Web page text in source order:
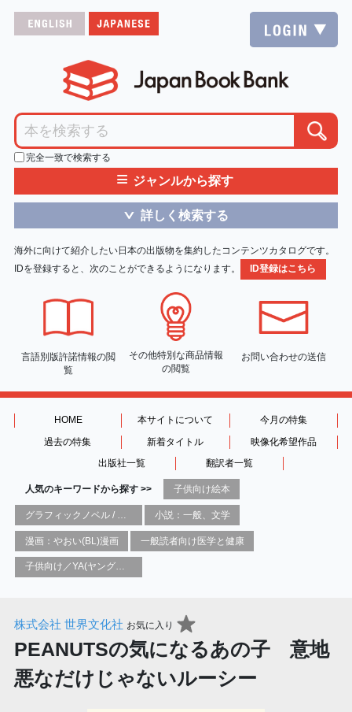
完全一致で検索する
≡ ジャンルから探す
＞ 詳しく検索する
海外に向けて紹介したい日本の出版物を集約したコンテンツカタログです。
IDを登録すると、次のことができるようになります。
ID登録はこちら
言語別版許諾情報の閲
覧
その他特別な商品情報
の閲覧
お問い合わせの送信
HOME 本サイトについて
今月の特集
過去の特集
新着タイトル
映像化希望作品
出版社一覧
翻訳者一覧
人気のキーワードから探す >> 子供向け絵本
小説：一般、文学
漫画：やおい(BL)漫画 一般読者向け医学と健康
子供向け／YA(ヤングアダルト)向け一般：芸術&芸術家
株式会社 世界文化社 お気に入り
PEANUTSの気になるあの子 意地
悪なだけじゃないルーシー